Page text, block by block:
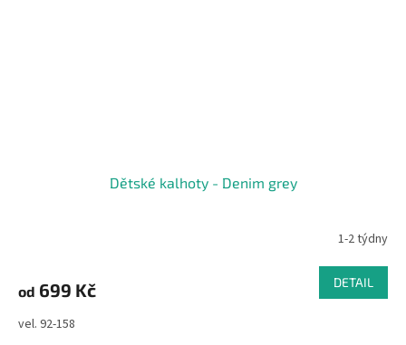
Dětské kalhoty - Denim grey
1-2 týdny
od 699 Kč DETAIL
vel. 92-158